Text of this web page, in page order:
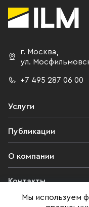
г. Москва,
ул.
+7 495 287 06 00
Услуги
Публикации
О компании
Контакты
Мы используем